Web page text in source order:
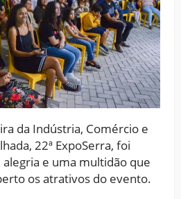
da Indústria, Comércio e
22ª ExpoSerra, foi
e uma multidão que
os atrativos do evento.